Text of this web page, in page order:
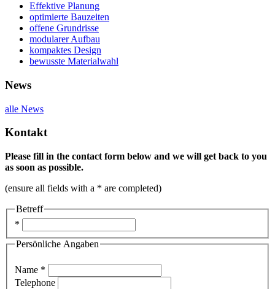
Effektive Planung
optimierte Bauzeiten
offene Grundrisse
modularer Aufbau
kompaktes Design
bewusste Materialwahl
News
alle News
Kontakt
Please fill in the contact form below and we will get back to you
as soon as possible.
(ensure all fields with a * are completed)
Betreff
*
Persönliche Angaben
Name *
Telephone